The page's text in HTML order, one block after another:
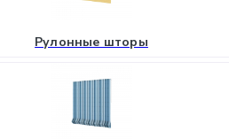
Рулонные шторы